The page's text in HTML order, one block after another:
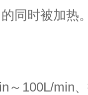
同时被加热
～100L/min